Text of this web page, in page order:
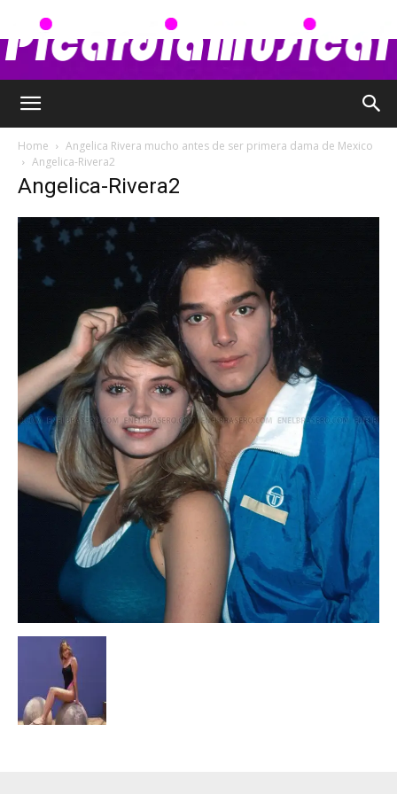
–
Chismes,
Escandalos,Morbo,
Home
Angelica Rivera mucho antes de ser primera dama de Mexico
Angelica-Rivera2
Angelica-Rivera2